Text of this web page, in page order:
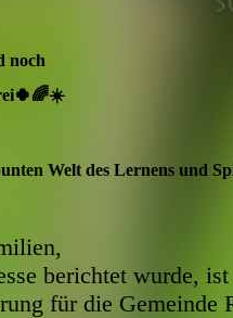
noch
Welt des Lernens und
berichtet wurde,
für die Gemeinde